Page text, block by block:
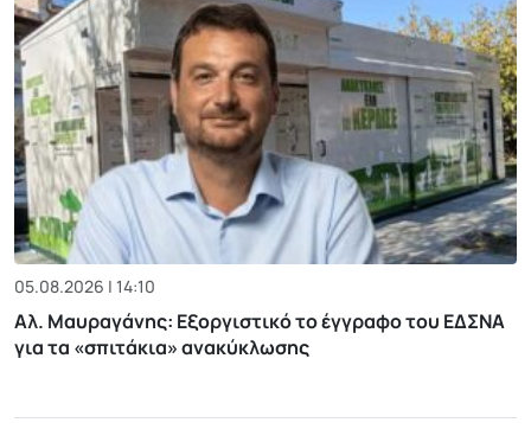
05.08.2026 | 14:10
Αλ. Μαυραγάνης: Εξοργιστικό το έγγραφο του ΕΔΣΝΑ
για τα «σπιτάκια» ανακύκλωσης